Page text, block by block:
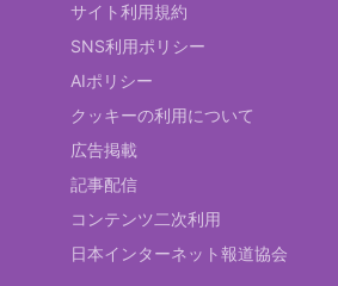
サイト利用規約
SNS利用ポリシー
AIポリシー
クッキーの利用について
広告掲載
記事配信
コンテンツ二次利用
日本インターネット報道協会